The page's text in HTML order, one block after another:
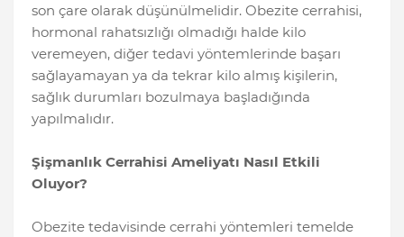
son çare olarak düşünülmelidir. Obezite cerrahisi,
hormonal rahatsızlığı olmadığı halde kilo
veremeyen, diğer tedavi yöntemlerinde başarı
sağlayamayan ya da tekrar kilo almış kişilerin,
sağlık durumları bozulmaya başladığında
yapılmalıdır.
Şişmanlık Cerrahisi Ameliyatı Nasıl Etkili
Oluyor?
Obezite tedavisinde cerrahi yöntemleri temelde